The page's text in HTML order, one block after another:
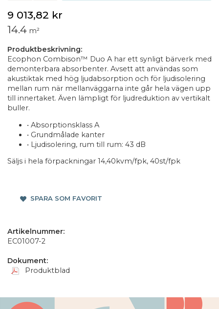
9 013,82 kr
14.4 m²
Produktbeskrivning:
Ecophon Combison™ Duo A har ett synligt bärverk med
demonterbara absorbenter. Avsett att användas som
akustiktak med hög ljudabsorption och för ljudisolering
mellan rum när mellanväggarna inte går hela vägen upp
till innertaket. Även lämpligt för ljudreduktion av vertikalt
buller.
• Absorptionsklass A
• Grundmålade kanter
• Ljudisolering, rum till rum: 43 dB
Säljs i hela förpackningar 14,40kvm/fpk, 40st/fpk
SPARA SOM FAVORIT
Artikelnummer:
EC01007-2
Dokument:
Produktblad